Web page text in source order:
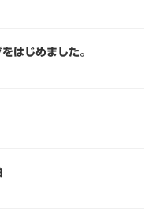
はじめました。